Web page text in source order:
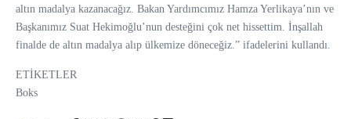
altın madalya kazanacağız. Bakan Yardımcımız Hamza Yerlikaya’nın ve
Başkanımız Suat Hekimoğlu’nun desteğini çok net hissettim. İnşallah
finalde de altın madalya alıp ülkemize döneceğiz.” ifadelerini kullandı.
ETİKETLER
Boks